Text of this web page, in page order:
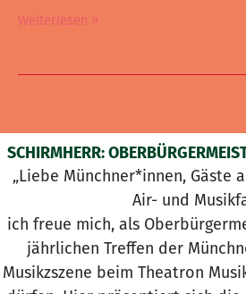
Weiterlesen »
SCHIRMHERR:
„Liebe Münchner*innen, Gäste
Air- und
ich freue mich, als
jährlichen Treffen der
Musikzszene beim Theatron